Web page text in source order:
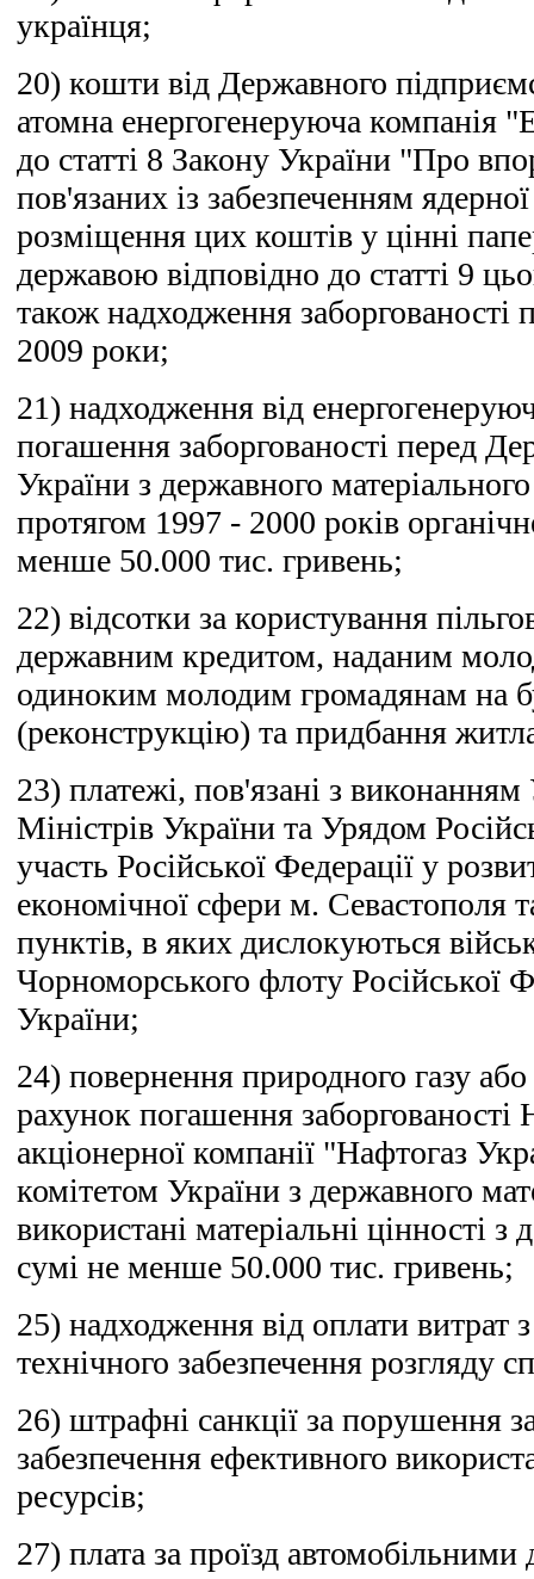
українця;
20) кошти від Державного
атомна енергогенеруюча компанія
до статті 8 Закону України "Про
пов'язаних із забезпеченням
розміщення цих коштів у цінні
державою відповідно до статті 9
також надходження
2009 роки;
21) надходження від
погашення заборгованості перед
України з державного
протягом 1997 - 2000 років
менше 50.000 тис. гривень;
22) відсотки за користування
державним кредитом, наданим
одиноким молодим громадянам на
(реконструкцію) та придбання
23) платежі, пов'язані з
Міністрів України та Урядом
участь Російської Федерації у
економічної сфери м. Севастополя
пунктів, в яких дислокуються
Чорноморського флоту Російської
України;
24) повернення природного газу
рахунок погашення заборгованості
акціонерної компанії "Нафтогаз
комітетом України з державного
використані матеріальні цінності з
сумі не менше 50.000 тис. гривень;
25) надходження від оплати витрат
технічного забезпечення розгляду
26) штрафні санкції за порушення
забезпечення ефективного
ресурсів;
27) плата за проїзд